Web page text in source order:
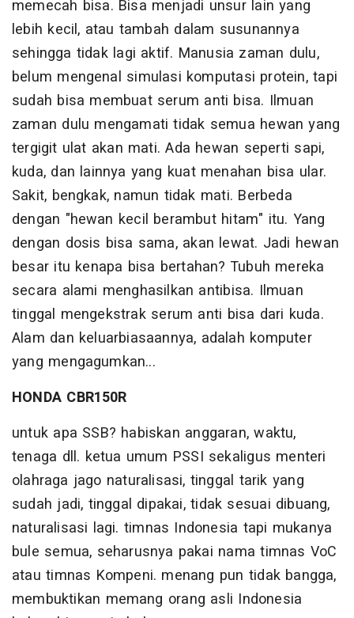
memecah bisa. Bisa menjadi unsur lain yang
lebih kecil, atau tambah dalam susunannya
sehingga tidak lagi aktif. Manusia zaman dulu,
belum mengenal simulasi komputasi protein, tapi
sudah bisa membuat serum anti bisa. Ilmuan
zaman dulu mengamati tidak semua hewan yang
tergigit ulat akan mati. Ada hewan seperti sapi,
kuda, dan lainnya yang kuat menahan bisa ular.
Sakit, bengkak, namun tidak mati. Berbeda
dengan "hewan kecil berambut hitam" itu. Yang
dengan dosis bisa sama, akan lewat. Jadi hewan
besar itu kenapa bisa bertahan? Tubuh mereka
secara alami menghasilkan antibisa. Ilmuan
tinggal mengekstrak serum anti bisa dari kuda.
Alam dan keluarbiasaannya, adalah komputer
yang mengagumkan...
HONDA CBR150R
untuk apa SSB? habiskan anggaran, waktu,
tenaga dll. ketua umum PSSI sekaligus menteri
olahraga jago naturalisasi, tinggal tarik yang
sudah jadi, tinggal dipakai, tidak sesuai dibuang,
naturalisasi lagi. timnas Indonesia tapi mukanya
bule semua, seharusnya pakai nama timnas VoC
atau timnas Kompeni. menang pun tidak bangga,
membuktikan memang orang asli Indonesia